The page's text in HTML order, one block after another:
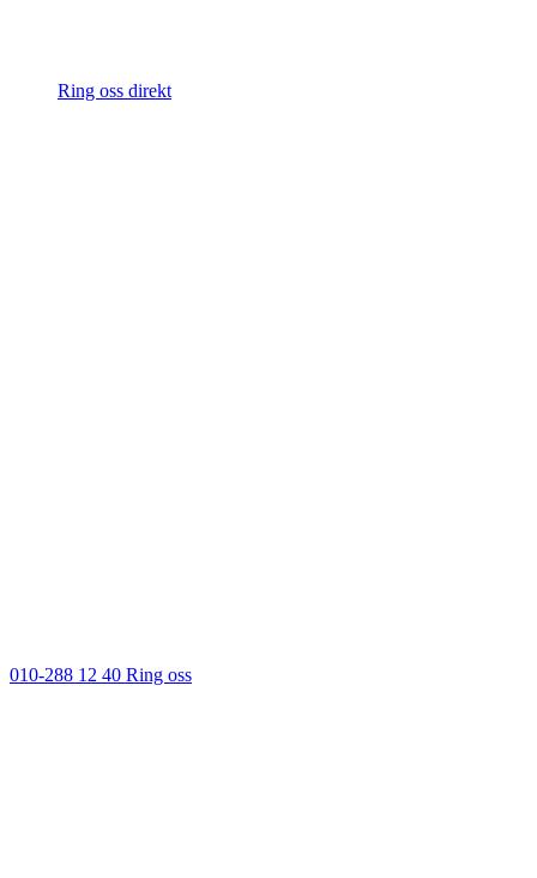
Ring oss direkt
010-288 12 40 Ring oss